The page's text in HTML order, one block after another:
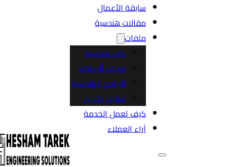
سابقة الأعمال
مقالات هندسية
ملفات
كتب هندسية
لوحات أوتوكاد
البرامج الهندسية
شيتات إكسيل
كيف تعمل الخدمة
آراء العملاء